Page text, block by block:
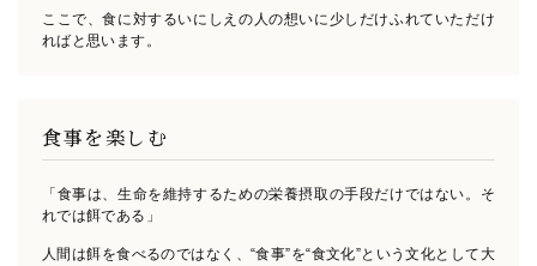
ここで、食に対するいにしえの人の想いに少しだけふれていただけ
ればと思います。
食事を楽しむ
「食事は、生命を維持するための栄養摂取の手段だけではない。そ
れでは餌である」
人間は餌を食べるのではなく、“食事”を“食文化”という文化として大